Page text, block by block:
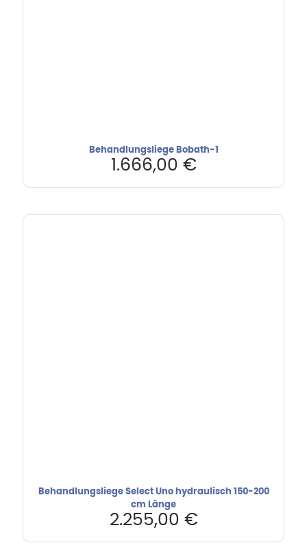
Behandlungsliege Bobath-1
1.666,00 €
Behandlungsliege Select Uno hydraulisch 150-200
cm Länge
2.255,00 €